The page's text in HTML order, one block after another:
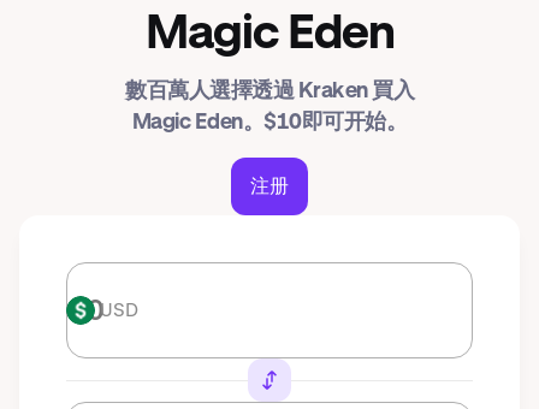
Magic Eden
數百萬人選擇透過 Kraken 買入
Magic Eden。$10即可开始。
注册
USD USD